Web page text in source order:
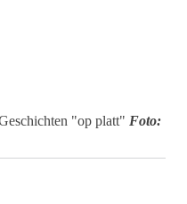
"op platt" Foto: